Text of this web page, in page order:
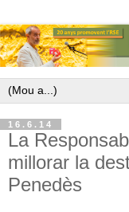
16.6.14
La
millorar la
Penedès